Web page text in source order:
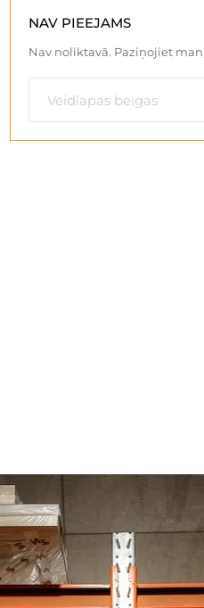
NAV PIEEJAMS
Nav noliktavā. Paziņojiet